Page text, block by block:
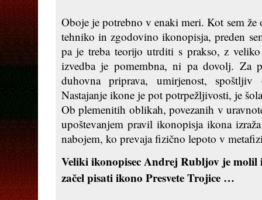
Oboje je potrebno v enaki meri. Kot sem že
tehniko in zgodovino ikonopisja, preden
pa je treba teorijo utrditi s prakso, z
izvedba je pomembna, ni pa dovolj. Za
duhovna priprava, umirjenost,
Nastajanje ikone je pot potrpežljivosti, je
Ob plemenitih oblikah, povezanih v
upoštevanjem pravil ikonopisja ikona
nabojem, ko prevaja fizično lepoto v
Veliki ikonopisec Andrej Rubljov je molil
začel pisati ikono Presvete Trojice …